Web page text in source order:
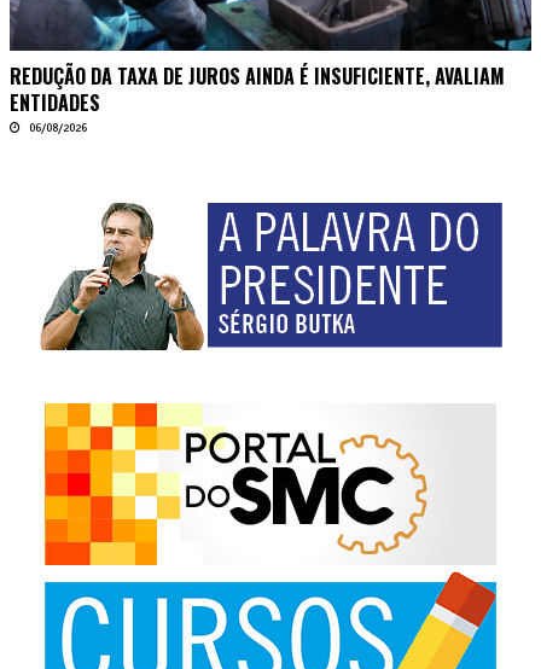
REDUÇÃO DA TAXA DE JUROS AINDA É INSUFICIENTE, AVALIAM
ENTIDADES
06/08/2026